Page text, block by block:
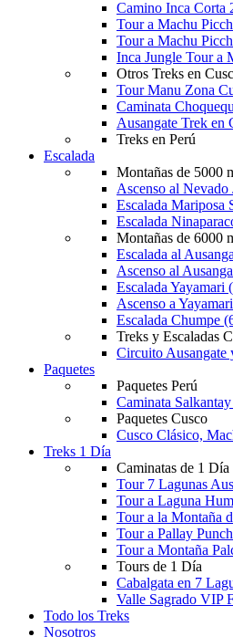
Camino Inca Corta
Tour a Machu
Tour a Machu
Inca Jungle Tour a
Otros Treks en
Tour Manu Zona
Caminata
Ausangate Trek en
Treks en Perú
Escalada
Montañas de 5000
Ascenso al Nevado
Escalada Mariposa
Escalada
Montañas de 6000
Escalada al
Ascenso al
Escalada Yayamari
Ascenso a
Escalada Chumpe
Treks y Escaladas
Circuito Ausangate
Paquetes
Paquetes Perú
Caminata
Paquetes Cusco
Cusco Clásico,
Treks 1 Día
Caminatas de 1 Día
Tour 7 Lagunas
Tour a Laguna
Tour a la Montaña
Tour a Pallay
Tour a Montaña
Tours de 1 Día
Cabalgata en 7
Valle Sagrado VIP
Todo los Treks
Nosotros